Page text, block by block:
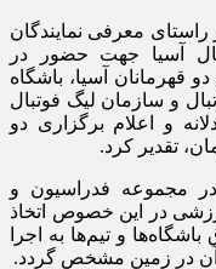
راستای معرفی نمایندگان
آسیا جهت حضور در
قهرمانان آسیا، باشگاه
و سازمان لیگ فوتبال
و اعلام برگزاری دو
تقدیر کرد.
مجموعه فدراسیون و
در این خصوص اتخاذ
و تیم‌ها به اجرا
آن در زمین مشخص گردد.